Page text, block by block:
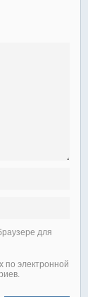
для
электронной